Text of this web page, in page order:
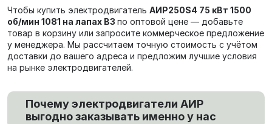
Чтобы купить электродвигатель АИР250S4 75 кВт 1500
об/мин 1081 на лапах В3 по оптовой цене — добавьте
товар в корзину или запросите коммерческое предложение
у менеджера. Мы рассчитаем точную стоимость с учётом
доставки до вашего адреса и предложим лучшие условия
на рынке электродвигателей.
Почему электродвигатели АИР
выгодно заказывать именно у нас